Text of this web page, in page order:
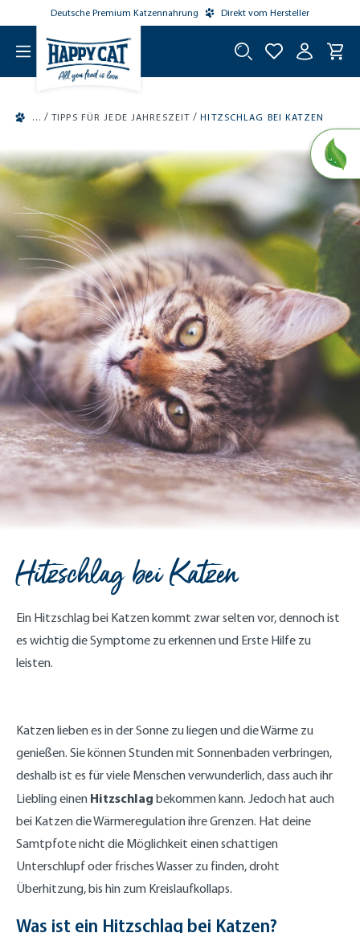
springen
Deutsche Premium Katzennahrung Direkt vom Hersteller
/ TIPPS FÜR JEDE JAHRESZEIT / HITZSCHLAG BEI KATZEN
Hitzschlag bei Katzen
Ein Hitzschlag bei Katzen kommt zwar selten vor, dennoch ist
es wichtig die Symptome zu erkennen und Erste Hilfe zu
leisten.
Katzen lieben es in der Sonne zu liegen und die Wärme zu
genießen. Sie können Stunden mit Sonnenbaden verbringen,
deshalb ist es für viele Menschen verwunderlich, dass auch ihr
Liebling einen Hitzschlag bekommen kann. Jedoch hat auch
bei Katzen die Wärmeregulation ihre Grenzen. Hat deine
Samtpfote nicht die Möglichkeit einen schattigen
Unterschlupf oder frisches Wasser zu finden, droht
Überhitzung, bis hin zum Kreislaufkollaps.
Was ist ein Hitzschlag bei Katzen?